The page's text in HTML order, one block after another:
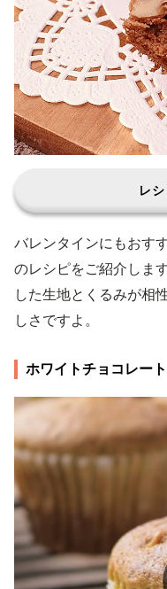
レ
バレンタインにもおす
のレシピをご紹介しま
した生地とくるみが相
しさですよ。
ホワイトチョコレー